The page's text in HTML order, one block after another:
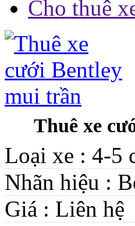
Cho thuê
Thuê xe
Loại xe : 4-5
Nhãn hiệu :
Giá : Liên hệ